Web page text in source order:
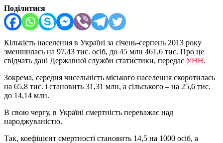
Поділитися
Кількість населення в Україні за січень-серпень 2013 року
зменшилась на 97,43 тис. осіб, до 45 млн 461,6 тис. Про це
свідчать дані Державної служби статистики, передає УНН.
Зокрема, середня чисельність міського населення скоротилась
на 65,8 тис. і становить 31,31 млн, а сільського – на 25,6 тис.
до 14,14 млн.
В свою чергу, в Україні смертність переважає над
народжуваністю.
Так, коефіцієнт смертності становить 14,5 на 1000 осіб, а